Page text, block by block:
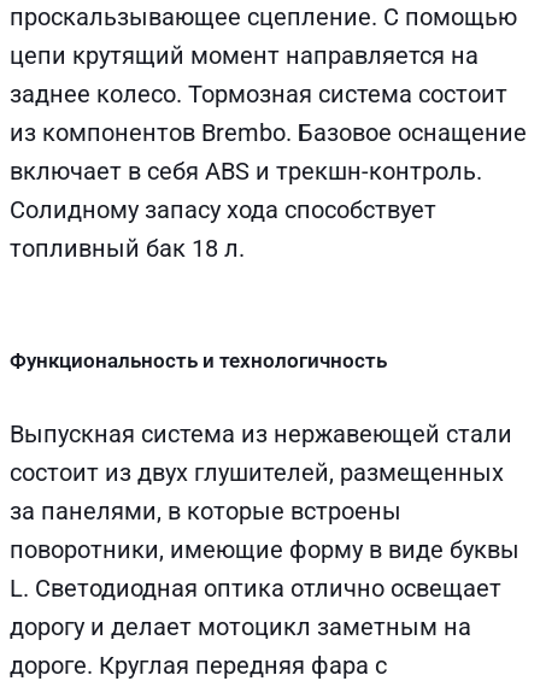
проскальзывающее сцепление. С помощью
цепи крутящий момент направляется на
заднее колесо. Тормозная система состоит
из компонентов Brembo. Базовое оснащение
включает в себя ABS и трекшн-контроль.
Солидному запасу хода способствует
топливный бак 18 л.
Функциональность и технологичность
Выпускная система из нержавеющей стали
состоит из двух глушителей, размещенных
за панелями, в которые встроены
поворотники, имеющие форму в виде буквы
L. Светодиодная оптика отлично освещает
дорогу и делает мотоцикл заметным на
дороге. Круглая передняя фара с